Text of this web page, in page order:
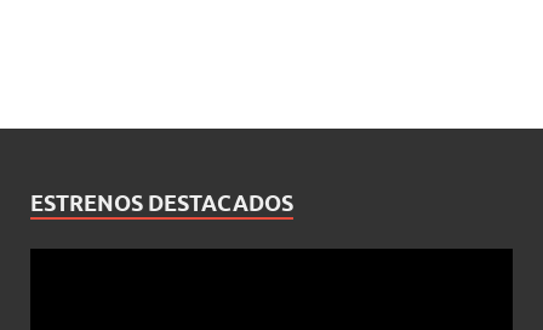
ESTRENOS DESTACADOS